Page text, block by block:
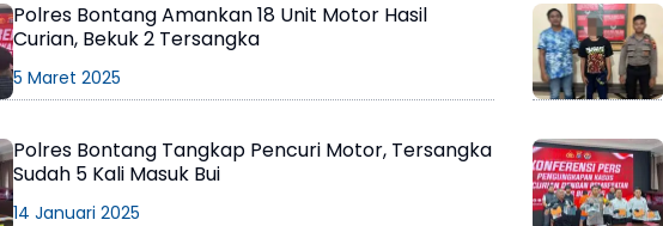
Polres Bontang Amankan 18 Unit Motor Hasil
Curian, Bekuk 2 Tersangka
5 Maret 2025
Polres Bontang Tangkap Pencuri Motor, Tersangka
Sudah 5 Kali Masuk Bui
14 Januari 2025